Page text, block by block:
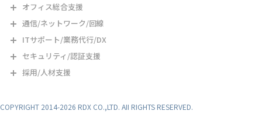
オフィス総合支援
通信/ネットワーク/回線
ITサポート/業務代行/DX
セキュリティ/認証支援
採用/人材支援
COPYRIGHT 2014-2026 RDX CO.,LTD. AII RIGHTS RESERVED.